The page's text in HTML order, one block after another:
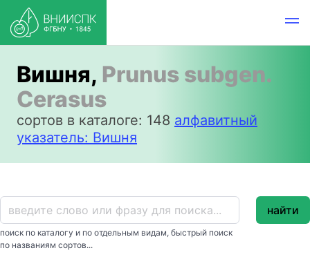
Вишня, Prunus subgen.
Cerasus
сортов в каталоге: 148 алфавитный
указатель: Вишня
поиск по каталогу и по отдельным видам, быстрый поиск
по названиям сортов...
найти